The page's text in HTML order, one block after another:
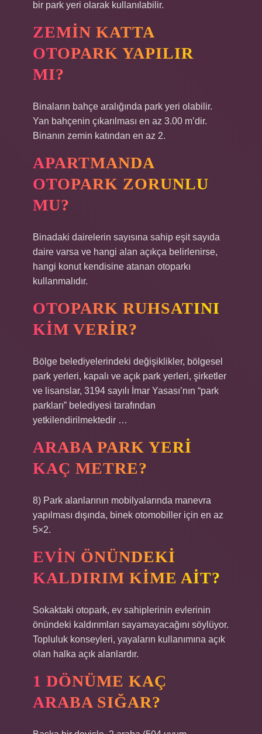
bir park yeri olarak kullanılabilir.
ZEMIN KATTA
OTOPARK YAPILIR
MI?
Binaların bahçe aralığında park yeri olabilir.
Yan bahçenin çıkarılması en az 3.00 m’dir.
Binanın zemin katından en az 2.
APARTMANDA
OTOPARK ZORUNLU
MU?
Binadaki dairelerin sayısına sahip eşit sayıda
daire varsa ve hangi alan açıkça belirlenirse,
hangi konut kendisine atanan otoparkı
kullanmalıdır.
OTOPARK RUHSATINI
KIM VERIR?
Bölge belediyelerindeki değişiklikler, bölgesel
park yerleri, kapalı ve açık park yerleri, şirketler
ve lisanslar, 3194 sayılı İmar Yasası’nın “park
parkları” belediyesi tarafından
yetkilendirilmektedir …
ARABA PARK YERI
KAÇ METRE?
8) Park alanlarının mobilyalarında manevra
yapılması dışında, binek otomobiller için en az
5×2.
EVIN ÖNÜNDEKI
KALDIRIM KIME AIT?
Sokaktaki otopark, ev sahiplerinin evlerinin
önündeki kaldırımları sayamayacağını söylüyor.
Topluluk konseyleri, yayaların kullanımına açık
olan halka açık alanlardır.
1 DÖNÜME KAÇ
ARABA SIĞAR?